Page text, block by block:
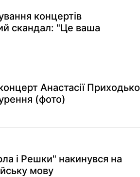
концертів
скандал: "Це ваша
Анастасії Приходько
(фото)
і Решки" накинувся на
мову